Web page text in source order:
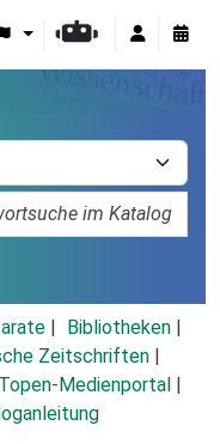
Bibliotheken
Zeitschriften
Medienportal